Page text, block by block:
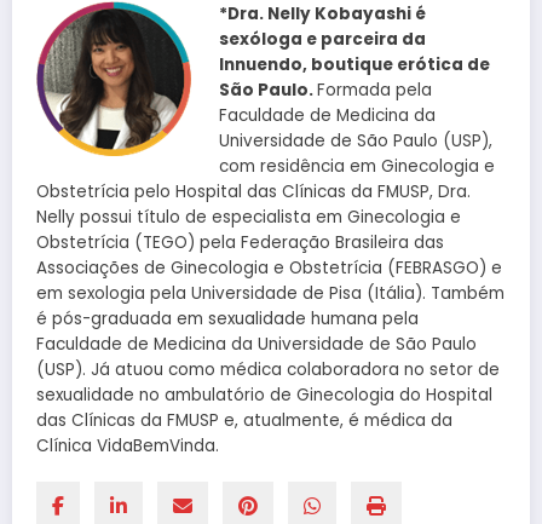
*Dra. Nelly Kobayashi é
sexóloga e parceira da
Innuendo, boutique erótica de
São Paulo.Formada pela
Faculdade de Medicina da
Universidade de São Paulo (USP),
com residência em Ginecologia e
Obstetrícia pelo Hospital das Clínicas da FMUSP, Dra.
Nelly possui título de especialista em Ginecologia e
Obstetrícia (TEGO) pela Federação Brasileira das
Associações de Ginecologia e Obstetrícia (FEBRASGO) e
em sexologia pela Universidade de Pisa (Itália). Também
é pós-graduada em sexualidade humana pela
Faculdade de Medicina da Universidade de São Paulo
(USP). Já atuou como médica colaboradora no setor de
sexualidade no ambulatório de Ginecologia do Hospital
das Clínicas da FMUSP e, atualmente, é médica da
Clínica VidaBemVinda.